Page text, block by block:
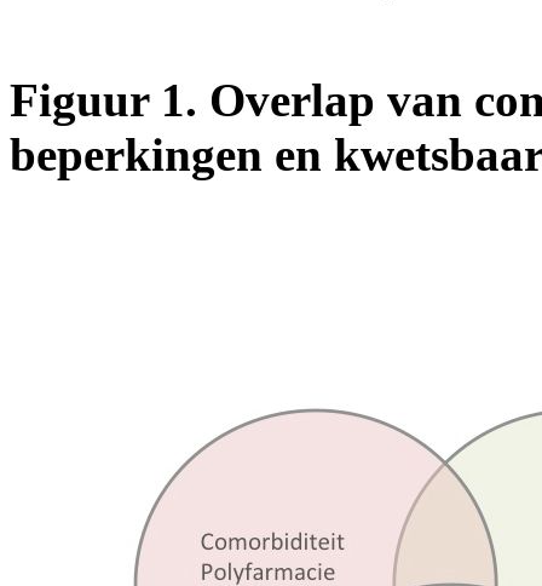
Figuur 1. Overlap van
beperkingen en